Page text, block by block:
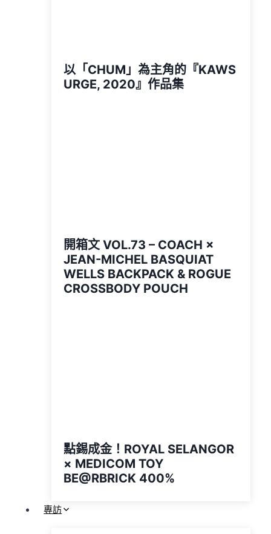
以「CHUM」為主角的『KAWS
URGE, 2020』作品集
開箱文 VOL.73 – COACH ×
JEAN-MICHEL BASQUIAT
WELLS BACKPACK & ROGUE
CROSSBODY POUCH
點錫成金！ROYAL SELANGOR
× MEDICOM TOY
BE@RBRICK 400%
專訪